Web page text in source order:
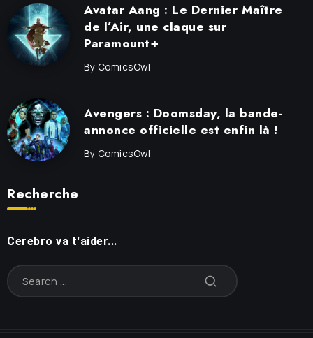
Avatar Aang : Le Dernier Maître
de l’Air, une claque sur
Paramount+
By ComicsOwl
Avengers : Doomsday, la bande-
annonce officielle est enfin là !
By ComicsOwl
Recherche
Cerebro va t'aider...